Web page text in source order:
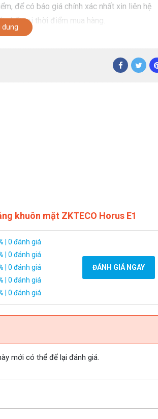
để có báo giá chính xác nhất xin liên hệ
nhất tại thời điểm mua hàng.
dung
khuôn mặt ZKTECO Horus E1
| 0 đánh giá
| 0 đánh giá
| 0 đánh giá
| 0 đánh giá
| 0 đánh giá
ĐÁNH GIÁ NGAY
mới có thể để lại đánh giá.